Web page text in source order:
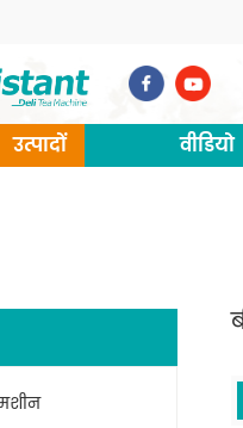
उत्पादों वीडियो